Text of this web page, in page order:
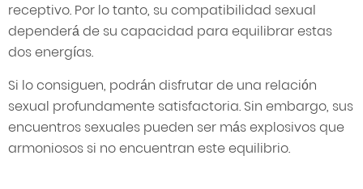
receptivo. Por lo tanto, su compatibilidad sexual
dependerá de su capacidad para equilibrar estas
dos energías.
Si lo consiguen, podrán disfrutar de una relación
sexual profundamente satisfactoria. Sin embargo, sus
encuentros sexuales pueden ser más explosivos que
armoniosos si no encuentran este equilibrio.